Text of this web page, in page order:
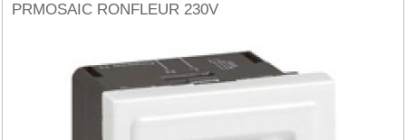
PRMOSAIC RONFLEUR 230V